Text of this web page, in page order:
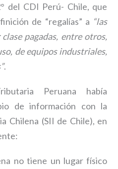
del CDI Perú- Chile, que
de “regalías” a “las
pagadas, entre otros,
de equipos industriales,
.
Peruana había
de información con la
Chilena (SII de Chile), en
no tiene un lugar físico